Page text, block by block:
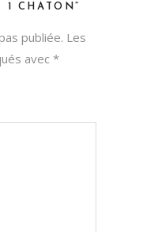
1 CHATON”
publiée. Les
avec *